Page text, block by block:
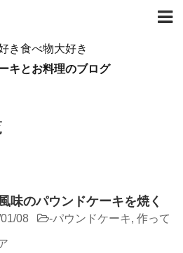
き食べ物大好き
キとお料理のブログ
味のパウンドケーキを焼く
08 -パウンドケーキ, 作って